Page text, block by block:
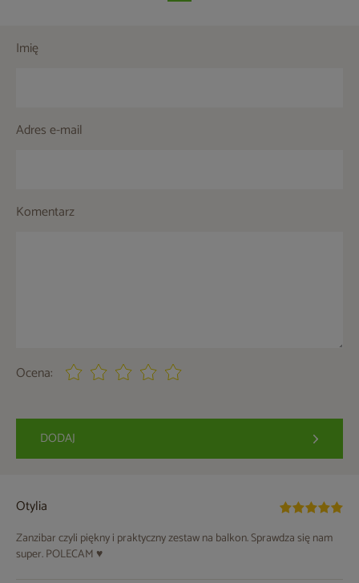
Imię
Adres e-mail
Komentarz
Ocena:
DODAJ
Otylia
Zanzibar czyli piękny i praktyczny zestaw na balkon. Sprawdza się nam
super. POLECAM ♥